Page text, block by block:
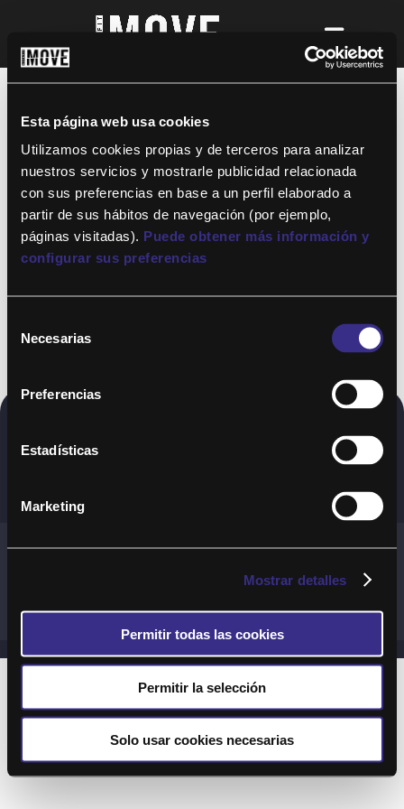
Esta página web usa cookies
Utilizamos cookies propias y de terceros para analizar
nuestros servicios y mostrarle publicidad relacionada
con sus preferencias en base a un perfil elaborado a
partir de sus hábitos de navegación (por ejemplo,
páginas visitadas). Puede obtener más información y
configurar sus preferencias
Necesarias
Preferencias
Estadísticas
Marketing
Mostrar detalles
Permitir todas las cookies
Permitir la selección
Solo usar cookies necesarias
¡Para disfrutar de ALTAFIT MOVE tienes
así podrás acceder a todos nuestros
entrenamientos y clases online donde
quieras!
Copyright © 2020. Todos los derechos
Términos y Cond. Generales de uso del Servicio
Preguntas Frecuentes